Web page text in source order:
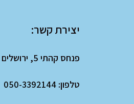
יצירת קשר:
פנחס קהתי 5, ירושלים ישראל.
טלפון:050-3392144